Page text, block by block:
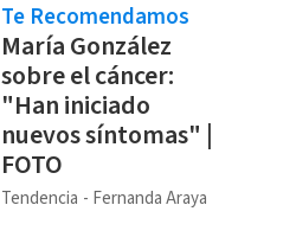
Te Recomendamos
María González
sobre el cáncer:
"Han iniciado
nuevos síntomas" |
FOTO
Tendencia Fernanda Araya